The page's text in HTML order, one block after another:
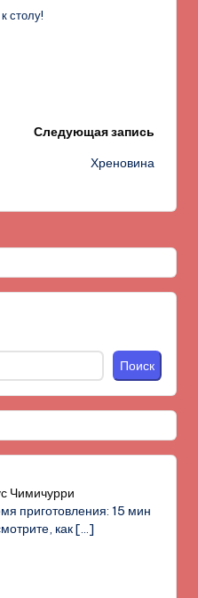
столу!
Следующая запись
Хреновина
Поиск
Чимичурри
приготовления: 15 мин
как[…]